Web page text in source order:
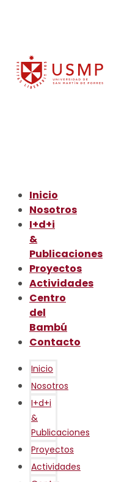
Inicio
Nosotros
I+d+i
&
Publicaciones
Proyectos
Actividades
Centro
del
Bambú
Contacto
Inicio
Nosotros
I+d+i
&
Publicaciones
Proyectos
Actividades